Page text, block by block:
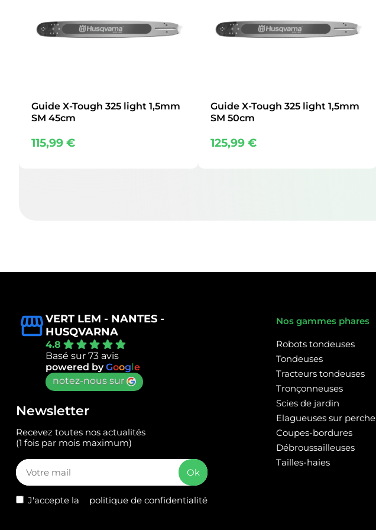
Guide X-Tough 325 light 1,5mm
SM 45cm
115,99€
Guide X-Tough 325 light 1,5mm
SM 50cm
125,99€
VERT LEM - NANTES -
HUSQVARNA
4.8
Basé sur 73 avis
powered byGoogle
notez-nous sur
Newsletter
Recevez toutes nos actualités
(1 fois par mois maximum)
J'accepte la politique de confidentialité
Nos gammes phares
Robots tondeuses
Tondeuses
Tracteurs tondeuses
Tronçonneuses
Scies de jardin
Elagueuses sur perche
Coupes-bordures
Débroussailleuses
Tailles-haies